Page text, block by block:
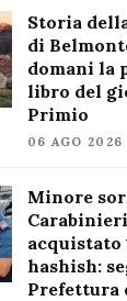
Storia
di
domani la
libro del
Primio
06 AGO 2026
Minore
acquistato
hashish:
Prefettura